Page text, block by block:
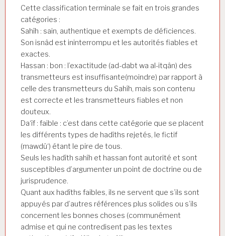
Cette classification terminale se fait en trois grandes
catégories :
Sahîh : sain, authentique et exempts de déficiences.
Son isnâd est ininterrompu et les autorités fiables et
exactes.
Hassan : bon : l’exactitude (ad-dabt wa al-itqân) des
transmetteurs est insuffisante(moindre) par rapport à
celle des transmetteurs du Sahîh, mais son contenu
est correcte et les transmetteurs fiables et non
douteux.
Da‘îf : faible : c’est dans cette catégorie que se placent
les différents types de hadîths rejetés, le fictif
(mawdû‘) étant le pire de tous.
Seuls les hadîth sahîh et hassan font autorité et sont
susceptibles d’argumenter un point de doctrine ou de
jurisprudence.
Quant aux hadîths faibles, ils ne servent que s’ils sont
appuyés par d’autres références plus solides ou s’ils
concernent les bonnes choses (communément
admise et qui ne contredisent pas les textes